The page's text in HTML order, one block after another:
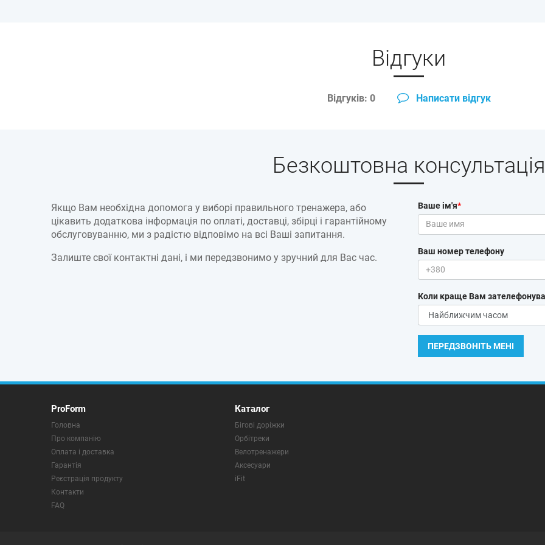
Відгуки
Відгуків: 0 Написати відгук
Безкоштовна консультація
Якщо Вам необхідна допомога у виборі правильного тренажера, або
цікавить додаткова інформація по оплаті, доставці, збірці і гарантійному
обслуговуванню, ми з радістю відповімо на всі Ваші запитання.
Залиште свої контактні дані, і ми передзвонимо у зручний для Вас час.
Ваше ім'я*
Ваш номер телефону
Коли краще Вам
ProForm
Головна
Про компанію
Оплата і доставка
Гарантія
Реєстрація продукту
Контакти
FAQ
Каталог
Бігові доріжки
Орбітреки
Велотренажери
Аксесуари
iFit